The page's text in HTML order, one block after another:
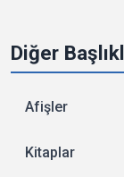
Diğer
Afişler
Kitaplar